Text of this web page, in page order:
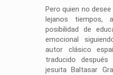
Pero quien no
lejanos tiempos,
posibilidad de
emocional
autor clásico
traducido
jesuita Baltasar